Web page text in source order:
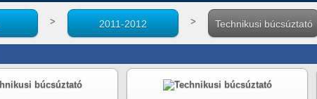
> 2011-2012 > Technikusi búcsúztató